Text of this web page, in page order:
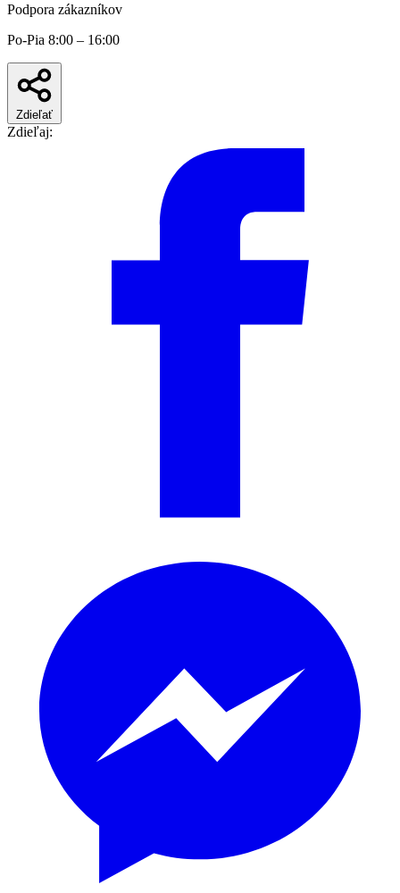
Podpora zákazníkov
Po-Pia 8:00 – 16:00
Zdieľať
Zdieľaj: